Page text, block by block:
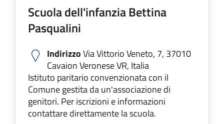
Scuola dell'infanzia Bettina
Pasqualini
IndirizzoVia Vittorio Veneto, 7, 37010
Cavaion Veronese VR, Italia
Istituto paritario convenzionata con il
Comune gestita da un'associazione di
genitori. Per iscrizioni e informazioni
contattare direttamente la scuola.